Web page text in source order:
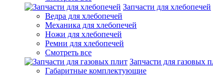
Запчасти для хлебопечей
Ведра для хлебопечей
Механика для хлебопечей
Ножи для хлебопечей
Ремни для хлебопечей
Смотреть все
Запчасти для газовых
Габаритные комплектующие